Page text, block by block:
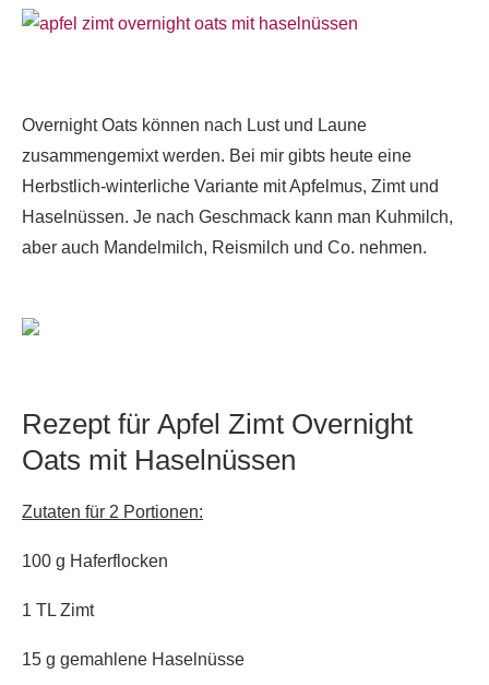
Overnight Oats können nach Lust und Laune
zusammengemixt werden. Bei mir gibts heute eine
Herbstlich-winterliche Variante mit Apfelmus, Zimt und
Haselnüssen. Je nach Geschmack kann man Kuhmilch,
aber auch Mandelmilch, Reismilch und Co. nehmen.
Rezept für Apfel Zimt Overnight
Oats mit Haselnüssen
Zutaten für 2 Portionen:
100 g Haferflocken
1 TL Zimt
15 g gemahlene Haselnüsse